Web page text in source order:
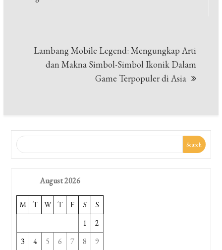
Lambang Mobile Legend: Mengungkap Arti
dan Makna Simbol-Simbol Ikonik Dalam
Game Terpopuler di Asia
Search
August 2026
M T W T F S
S
1
2
3
4 5 6 7 8
9